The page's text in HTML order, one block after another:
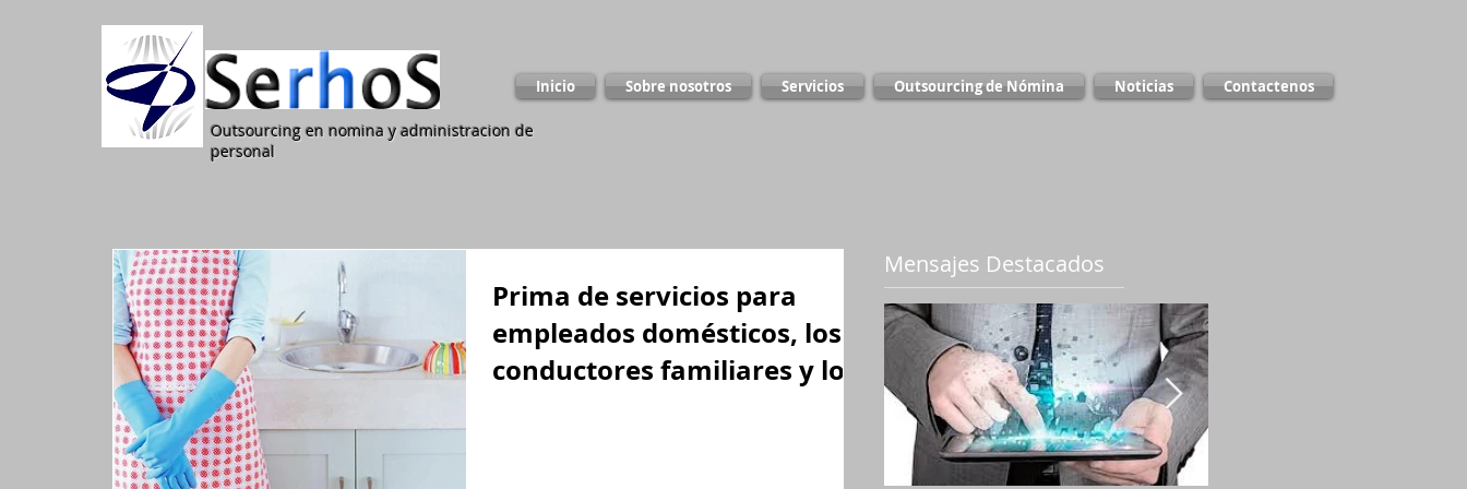
Inicio Sobre nosotros Servicios Outsourcing de Nómina Noticias Contactenos
Outsourcing en nomina y administracion de
personal
Prima de servicios para
empleados domésticos, los
conductores familiares y los
Mensajes Destacados